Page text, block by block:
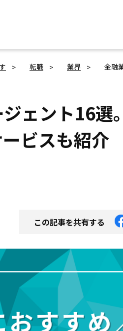
転職 業界 金融
ェント16選
ビスも紹介
この記事を共有する